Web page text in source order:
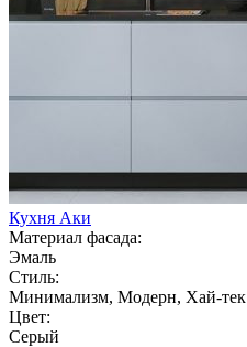
Кухня Аки
Материал фасада:
Эмаль
Стиль:
Минимализм, Модерн, Хай-тек
Цвет:
Серый